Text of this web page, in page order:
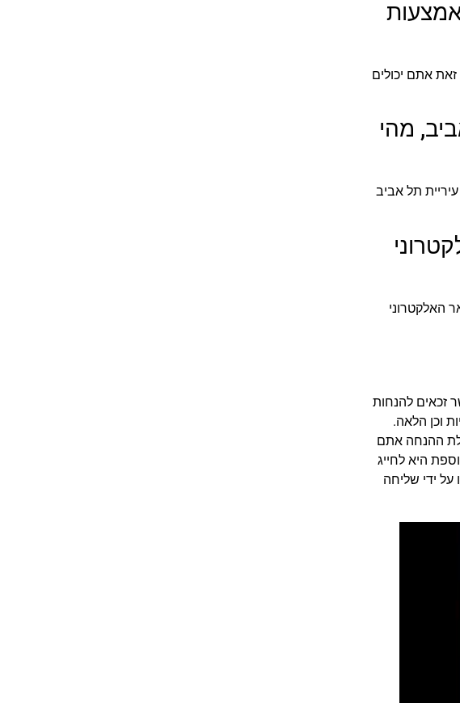
אתם יכולים
מהי
תל אביב
האלקטרוני
זכאים להנחות
וכן הלאה.
ההנחה אתם
היא לחייג
ידי שליחה